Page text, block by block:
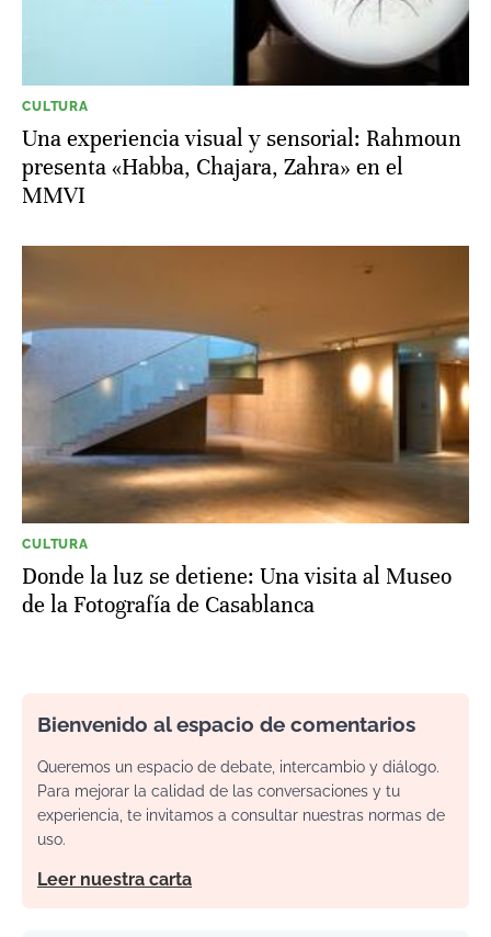
CULTURA
Una experiencia visual y sensorial: Rahmoun
presenta «Habba, Chajara, Zahra» en el
MMVI
CULTURA
Donde la luz se detiene: Una visita al Museo
de la Fotografía de Casablanca
Bienvenido al espacio de comentarios
Queremos un espacio de debate, intercambio y diálogo.
Para mejorar la calidad de las conversaciones y tu
experiencia, te invitamos a consultar nuestras normas de
uso.
Leer nuestra carta